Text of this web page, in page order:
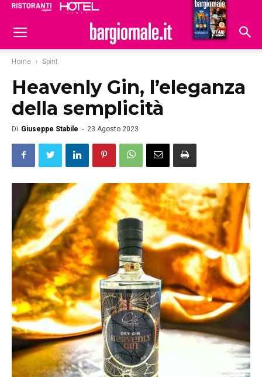
Hoteldomani
Home Spirit
Heavenly Gin, l’eleganza
della semplicità
Di Giuseppe Stabile - 23 Agosto 2023